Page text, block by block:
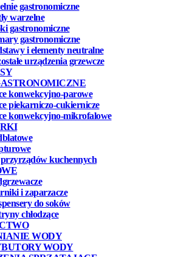
gastronomiczne
warzelne
gastronomiczne
gastronomiczne
i elementy neutralne
urządzenia grzewcze
konwekcyjno-parowe
piekarniczo-cukiernicze
konwekcyjno-mikrofalowe
kuchennych
i zaparzacze
do soków
chłodzące
WODY
WODY